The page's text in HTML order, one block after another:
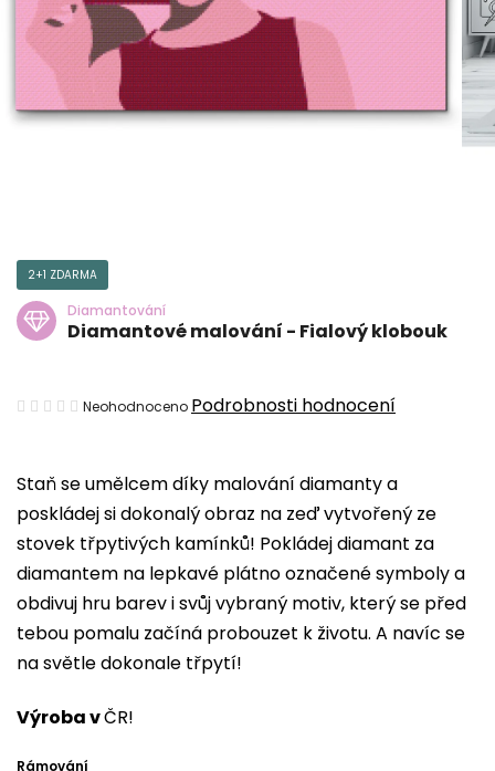
Staň se umělcem díky malování diamanty a
poskládej si dokonalý obraz na zeď vytvořený ze
stovek třpytivých kamínků! Pokládej diamant za
diamantem na lepkavé plátno označené symboly a
obdivuj hru barev i svůj vybraný motiv, který se před
tebou pomalu začíná probouzet k životu. A navíc se
na světle dokonale třpytí!
Výroba vČR!
Rámování
2+1 ZDARMA
Diamantování
Diamantové malování - Fialový klobouk
Průměrné
je
0,0
z
5
hvězdiček.
Neohodnoceno Podrobnosti hodnocení